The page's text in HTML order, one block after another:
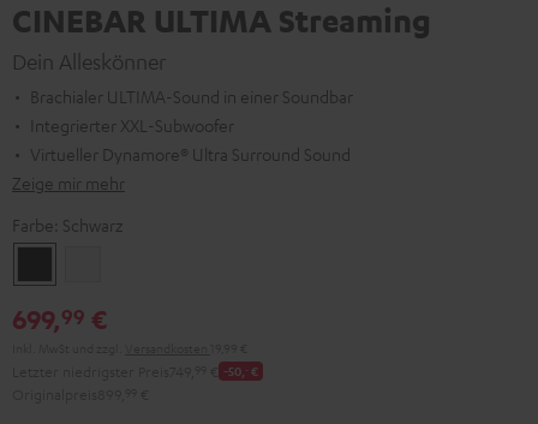
CINEBAR ULTIMA Streaming
Dein Alleskönner
Brachialer ULTIMA-Sound in einer Soundbar
Integrierter XXL-Subwoofer
Virtueller Dynamore® Ultra Surround Sound
Zeige mir mehr
Farbe: Schwarz
699,99 €
-50,‐ €